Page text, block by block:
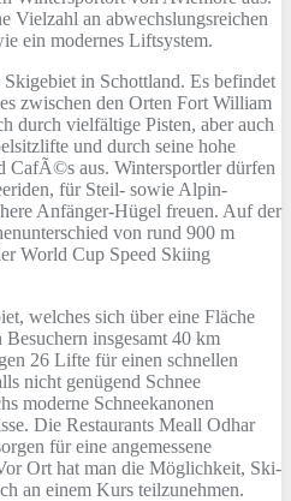
Vielzahl an abwechslungsreichen
ein modernes Liftsystem.
in Schottland. Es befindet
zwischen den Orten Fort William
durch vielfältige Pisten, aber auch
und durch seine hohe
CafÃ©s aus. Wintersportler dürfen
für Steil- sowie Alpin-
Anfänger-Hügel freuen. Auf der
von rund 900 m
World Cup Speed Skiing
welches sich über eine Fläche
insgesamt 40 km
26 Lifte für einen schnellen
nicht genügend Schnee
moderne Schneekanonen
Die Restaurants Meall Odhar
für eine angemessene
Ort hat man die Möglichkeit, Ski-
an einem Kurs teilzunehmen.